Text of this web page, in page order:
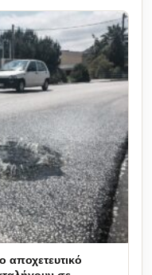
αποχετευτικό